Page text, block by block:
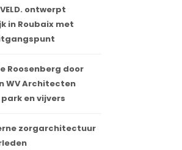
ontwerpt
in Roubaix met
Roosenberg door
WV Architecten
en vijvers
zorgarchitectuur